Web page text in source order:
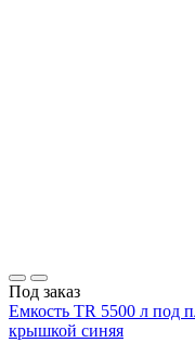
Под заказ
Емкость TR 5500 л под
крышкой синяя